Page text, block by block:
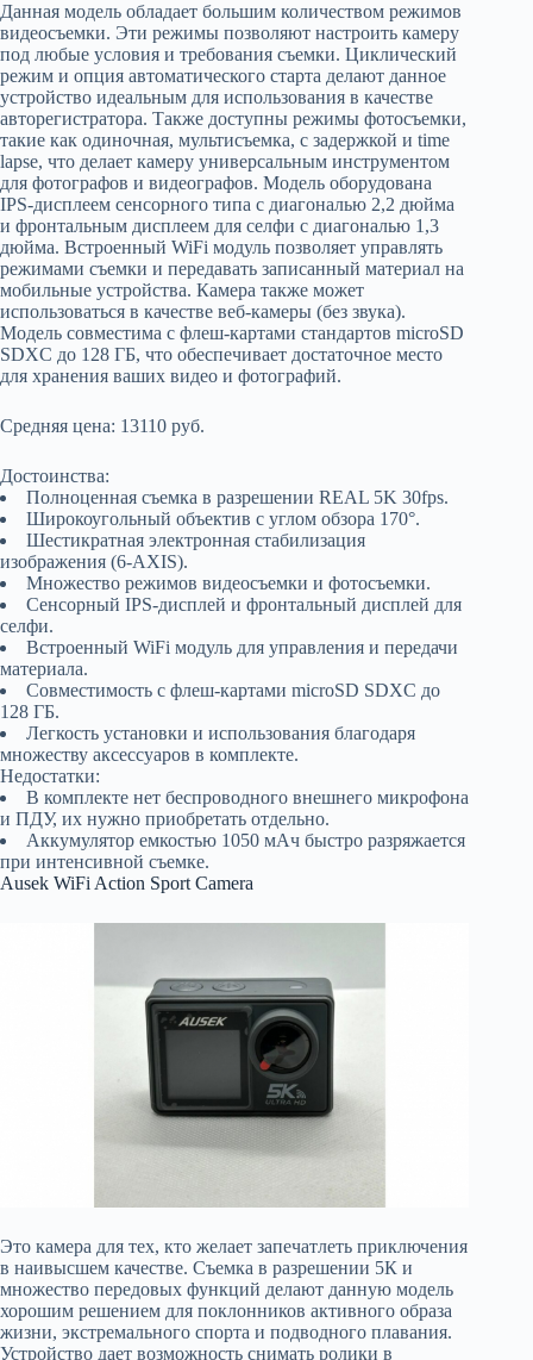
Данная модель обладает большим количеством режимов
видеосъемки. Эти режимы позволяют настроить камеру
под любые условия и требования съемки. Циклический
режим и опция автоматического старта делают данное
устройство идеальным для использования в качестве
авторегистратора. Также доступны режимы фотосъемки,
такие как одиночная, мультисъемка, с задержкой и time
lapse, что делает камеру универсальным инструментом
для фотографов и видеографов. Модель оборудована
IPS-дисплеем сенсорного типа с диагональю 2,2 дюйма
и фронтальным дисплеем для селфи с диагональю 1,3
дюйма. Встроенный WiFi модуль позволяет управлять
режимами съемки и передавать записанный материал на
мобильные устройства. Камера также может
использоваться в качестве веб-камеры (без звука).
Модель совместима с флеш-картами стандартов microSD
SDXC до 128 ГБ, что обеспечивает достаточное место
для хранения ваших видео и фотографий.
Средняя цена: 13110 руб.
Достоинства:
Полноценная съемка в разрешении REAL 5K 30fps.
Широкоугольный объектив с углом обзора 170°.
Шестикратная электронная стабилизация
изображения (6-AXIS).
Множество режимов видеосъемки и фотосъемки.
Сенсорный IPS-дисплей и фронтальный дисплей для
селфи.
Встроенный WiFi модуль для управления и передачи
материала.
Совместимость с флеш-картами microSD SDXC до
128 ГБ.
Легкость установки и использования благодаря
множеству аксессуаров в комплекте.
Недостатки:
В комплекте нет беспроводного внешнего микрофона
и ПДУ, их нужно приобретать отдельно.
Аккумулятор емкостью 1050 мАч быстро разряжается
при интенсивной съемке.
Ausek WiFi Action Sport Camera
Это камера для тех, кто желает запечатлеть приключения
в наивысшем качестве. Съемка в разрешении 5К и
множество передовых функций делают данную модель
хорошим решением для поклонников активного образа
жизни, экстремального спорта и подводного плавания.
Устройство дает возможность снимать ролики в